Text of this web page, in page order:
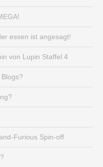
essen ist angesagt!
von Lupin Staffel 4
Furious Spin-off